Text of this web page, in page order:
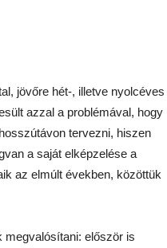
jövőre hét-, illetve nyolcéves
azzal a problémával, hogy
tervezni, hiszen
a saját elképzelése a
az elmúlt években, közöttük
megvalósítani: először is